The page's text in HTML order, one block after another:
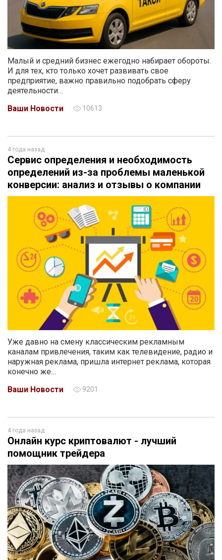
Малый и средний бизнес ежегодно набирает обороты.
И для тех, кто только хочет развивать свое
предприятие, важно правильно подобрать сферу
деятельности…
Ваши Новости
10613
4 года назад
Сервис определения и необходимость
определений из-за проблемы маленькой
конверсии: анализ и отзывы о компании
Уже давно на смену классическим рекламным
каналам привлечения, таким как телевидение, радио и
наружная реклама, пришла интернет реклама, которая
конечно же…
Ваши Новости
9201
4 года назад
Онлайн курс криптовалют - лучший
помощник трейдера